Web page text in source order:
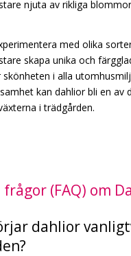
njuta av rikliga
med olika
skapa unika och
i alla
kan dahlior bli en av
i trädgården.
(FAQ) om
dahlior